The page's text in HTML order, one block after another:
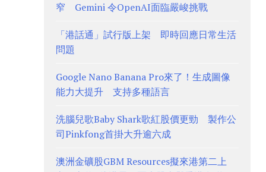
窄 Gemini 令OpenAI面臨嚴峻挑戰
「港話通」試行版上架 即時回應日常生活
問題
Google Nano Banana Pro來了！生成圖像
能力大提升 支持多種語言
洗腦兒歌Baby Shark歌紅股價更勁 製作公
司Pinkfong首掛大升逾六成
澳洲金礦股GBM Resources擬來港第二上